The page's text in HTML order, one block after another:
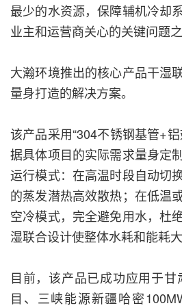
最少的水资源，保障辅机冷却
业主和运营商关心的关键问题之
大瀚环境推出的核心产品干湿
量身打造的解决方案。
该产品采用“304不锈钢基管+
据具体项目的实际需求量身定
运行模式：在高温时段自动切
的蒸发潜热高效散热；在低温
空冷模式，完全避免用水，杜
湿联合设计使整体水耗和能耗大
目前，该产品已成功应用于
目、三峡能源新疆哈密